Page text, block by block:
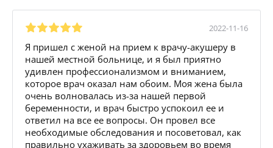
2022-11-16
Я пришел с женой на прием к врачу-акушеру в
нашей местной больнице, и я был приятно
удивлен профессионализмом и вниманием,
которое врач оказал нам обоим. Моя жена была
очень волновалась из-за нашей первой
беременности, и врач быстро успокоил ее и
ответил на все ее вопросы. Он провел все
необходимые обследования и посоветовал, как
правильно ухаживать за здоровьем во время